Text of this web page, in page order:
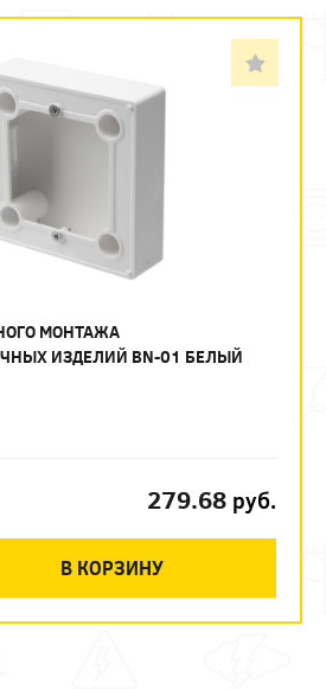
МОНТАЖА
ИЗДЕЛИЙ BN-01 БЕЛЫЙ
279.68 руб.
В КОРЗИНУ